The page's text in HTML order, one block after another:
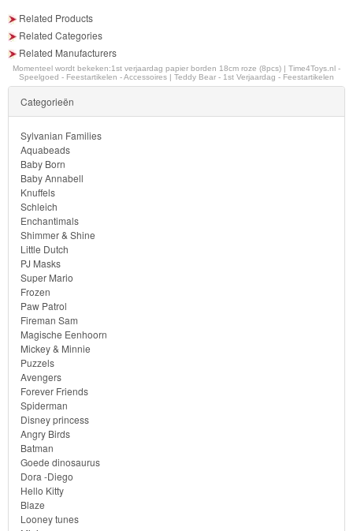
Planes
Sofia
het
prinsesje
Barbie
Bob
de
bouwer
SpongeBob
Star
Wars
Skylanders
Superman
Toy
Story
Trolls
Related Products
Related Categories
Related Manufacturers
Momenteel wordt bekeken:1st verjaardag papier borden 18cm roze (8pcs) | Time4Toys.nl -
Speelgoed - Feestartikelen - Accessoires | Teddy Bear - 1st Verjaardag - Feestartikelen
Categorieën
Sylvanian Families
Aquabeads
Baby Born
Baby Annabell
Knuffels
Schleich
Enchantimals
Shimmer & Shine
Little Dutch
PJ Masks
Super Mario
Frozen
Paw Patrol
Fireman Sam
Magische Eenhoorn
Mickey & Minnie
Puzzels
Avengers
Forever Friends
Spiderman
Disney princess
Angry Birds
Batman
Goede dinosaurus
Dora -Diego
Hello Kitty
Blaze
Looney tunes